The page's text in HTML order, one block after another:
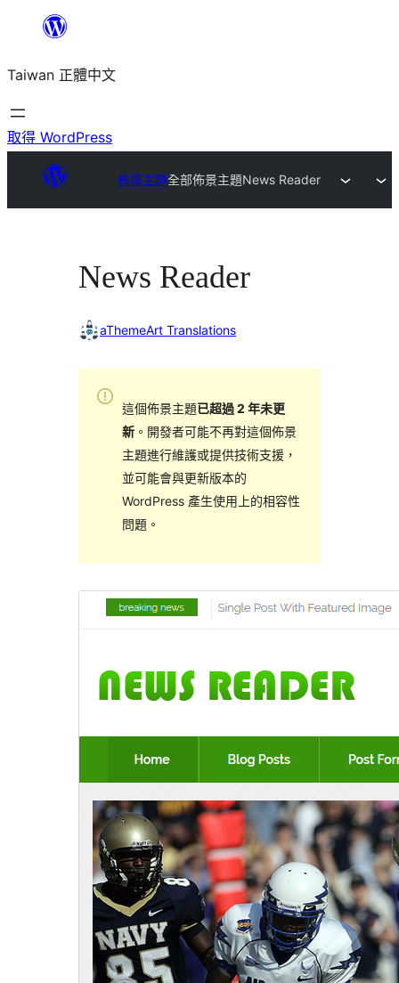
主
要
內
Taiwan 正體中文
取得 WordPress
佈景主題全部佈景主題News Reader
News Reader
aThemeArt Translations
這個佈景主題已超過 2 年未更
新。開發者可能不再對這個佈景
主題進行維護或提供技術支援，
並可能會與更新版本的
WordPress 產生使用上的相容性
問題。